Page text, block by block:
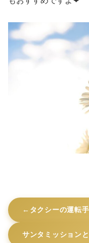
タクシーの運転
サンタミッション